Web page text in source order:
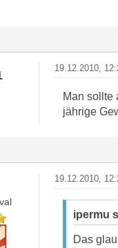
19.12.2010,
Man sollte
jährige
19.12.2010,
ipermu
Das